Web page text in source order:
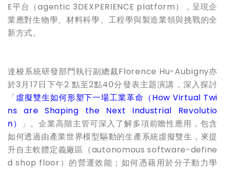
E平台（agentic 3DEXPERIENCE platform），呈現企
業應對生物學、材料科學、工程學與製造業領與挑戰的全
新方式。
達梭系統研發部門執行副總裁Florence Hu-Aubigny亦
於3月17日下午2 點至2點40分發表主題演講，深入探討
「虛擬雙生如何形塑下一場工業革命（How Virtual Twi
ns are Shaping the Next Industrial Revolutio
n）
」。企業高階主管可深入了解多項前瞻性應用，包含
如何透過由產業世界模型驅動的生產系統虛擬雙生，來提
升自主軟體定義廠區（autonomous software-define
d shop floor）的營運效能；如何憑藉用於分子動力學